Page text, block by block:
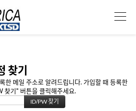
찾기
한 메일 주소로 알려드립니다. 가입할 때 등록한
찾기" 버튼을 클릭해주세요.